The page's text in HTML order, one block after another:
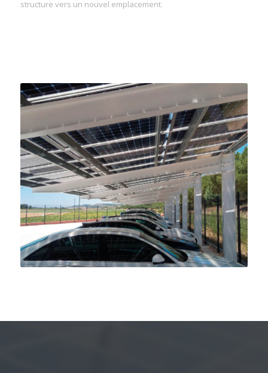
structure vers un nouvel emplacement.